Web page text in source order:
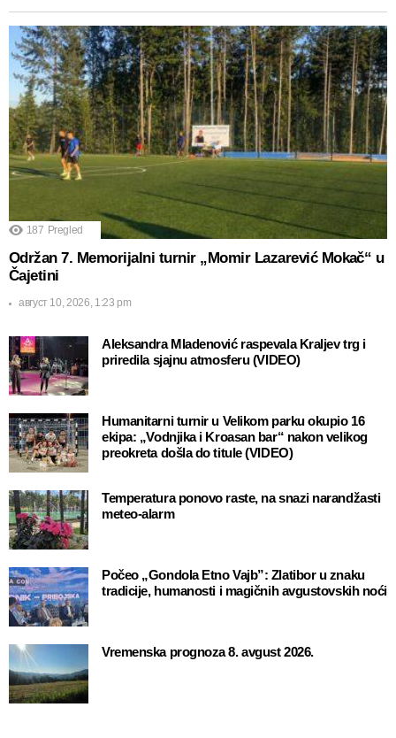
187 Pregled
Održan 7. Memorijalni turnir „Momir Lazarević Mokač“ u
Čajetini
август 10, 2026, 1:23 pm
Aleksandra Mladenović raspevala Kraljev trg i
priredila sjajnu atmosferu (VIDEO)
Humanitarni turnir u Velikom parku okupio 16
ekipa: „Vodnjika i Kroasan bar“ nakon velikog
preokreta došla do titule (VIDEO)
Temperatura ponovo raste, na snazi narandžasti
meteo-alarm
Počeo „Gondola Etno Vajb”: Zlatibor u znaku
tradicije, humanosti i magičnih avgustovskih noći
Vremenska prognoza 8. avgust 2026.